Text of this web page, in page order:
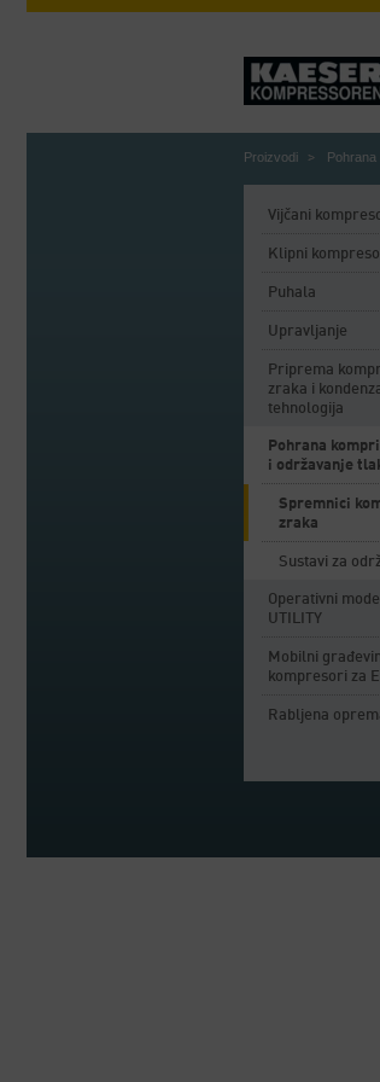
Proizvodi
Vijčani
Klipni
Puhala
Upravljanje
Priprema
zraka i
tehnologija
Pohrana
i održavanje
Spremnici
zraka
Sustavi za
Operativni
UTILITY
Mobilni
kompresori za
Rabljena